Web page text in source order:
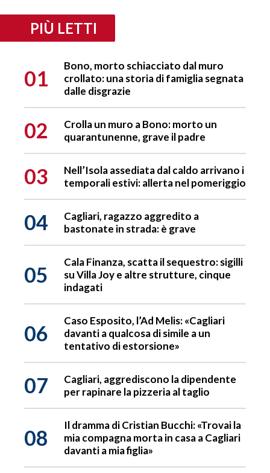
PIÙ LETTI
01
Bono, morto schiacciato dal muro
crollato: una storia di famiglia segnata
dalle disgrazie
02
Crolla un muro a Bono: morto un
quarantunenne, grave il padre
03
Nell’Isola assediata dal caldo arrivano i
temporali estivi: allerta nel pomeriggio
04
Cagliari, ragazzo aggredito a
bastonate in strada: è grave
05
Cala Finanza, scatta il sequestro: sigilli
su Villa Joy e altre strutture, cinque
indagati
06
Caso Esposito, l’Ad Melis: «Cagliari
davanti a qualcosa di simile a un
tentativo di estorsione»
07
Cagliari, aggrediscono la dipendente
per rapinare la pizzeria al taglio
08
Il dramma di Cristian Bucchi: «Trovai la
mia compagna morta in casa a Cagliari
davanti a mia figlia»